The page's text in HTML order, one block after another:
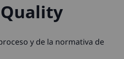
y de la normativa de